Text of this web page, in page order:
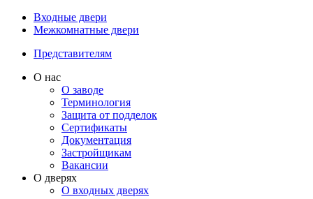
Входные двери
Межкомнатные двери
Представителям
О нас
О заводе
Терминология
Защита от подделок
Сертификаты
Документация
Застройщикам
Вакансии
О дверях
О входных дверях